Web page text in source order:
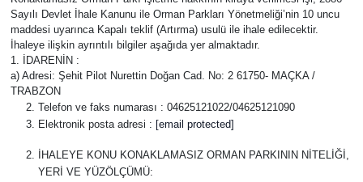
Sayılı Devlet İhale Kanunu ile Orman Parkları Yönetmeliği’nin 10 uncu
maddesi uyarınca Kapalı teklif (Artırma) usulü ile ihale edilecektir.
İhaleye ilişkin ayrıntılı bilgiler aşağıda yer almaktadır.
1. İDARENİN :
a) Adresi: Şehit Pilot Nurettin Doğan Cad. No: 2 61750- MAÇKA /
TRABZON
Telefon ve faks numarası : 04625121022/04625121090
Elektronik posta adresi : [email protected]
İHALEYE KONU KONAKLAMASIZ ORMAN PARKININ NİTELİĞİ,
YERİ VE YÜZÖLÇÜMÜ:
Politik Kulis
Dünya
Magazin
Mektup Galeri
Röportaj
Son Dakika Haberleri
Haber Arşivi